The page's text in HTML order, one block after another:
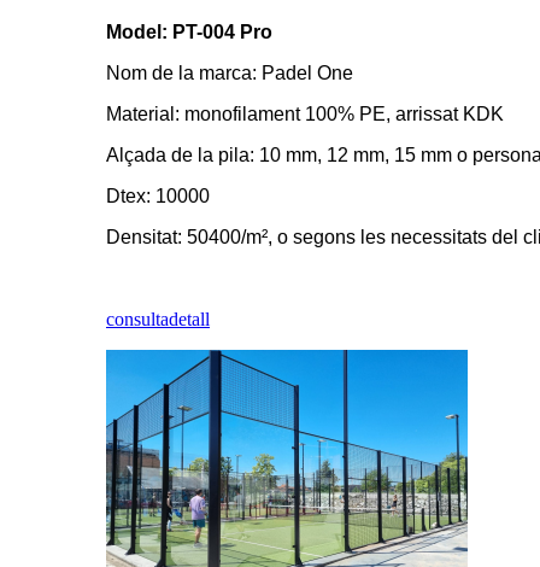
Model: PT-004 Pro
Nom de la marca: Padel One
Material: monofilament 100% PE, arrissat KDK
Alçada de la pila: 10 mm, 12 mm, 15 mm o
Dtex: 10000
Densitat: 50400/m², o segons les necessitats del
consultadetall